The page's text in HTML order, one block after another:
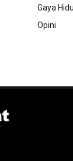
Gaya
Opini